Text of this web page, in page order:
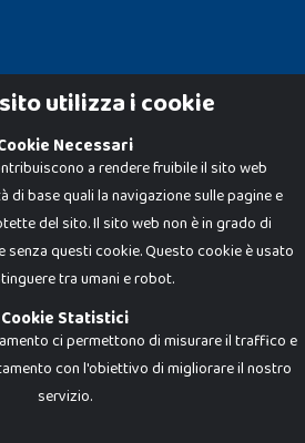
Giocabene Srl. Ogni riproduzione o utilizzo non
severamente vietato. Tutti i loghi, marchi,
sono di proprietà dei rispettivi titolari.
potrebbero differire da quanto esposto in
20123 Milano (MI)
- C.S. 10.000 i.v.
utilizza i cookie
Necessari
a rendere fruibile il sito web
di base quali la navigazione sulle pagine e
del sito. Il sito web non è in grado di
questi cookie. Questo cookie è usato
tra umani e robot.
Cookie Statistici
ci permettono di misurare il traffico e
con l'obiettivo di migliorare il nostro
servizio.